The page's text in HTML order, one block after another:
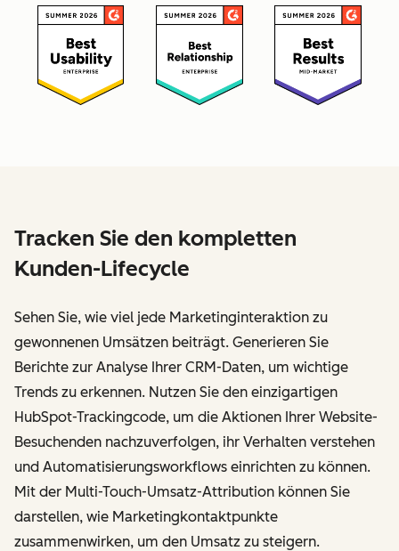
Tracken Sie den kompletten
Kunden-Lifecycle
Sehen Sie, wie viel jede Marketinginteraktion zu
gewonnenen Umsätzen beiträgt. Generieren Sie
Berichte zur Analyse Ihrer CRM-Daten, um wichtige
Trends zu erkennen. Nutzen Sie den einzigartigen
HubSpot-Trackingcode, um die Aktionen Ihrer Website-
Besuchenden nachzuverfolgen, ihr Verhalten verstehen
und Automatisierungsworkflows einrichten zu können.
Mit der Multi-Touch-Umsatz-Attribution können Sie
darstellen, wie Marketingkontaktpunkte
zusammenwirken, um den Umsatz zu steigern.